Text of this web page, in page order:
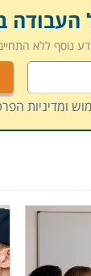
העבודה
נוסף ללא
ומדיניות